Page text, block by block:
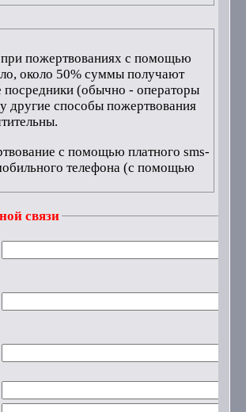
пожертвованиях с помощью
около 50% суммы получают
(обычно - операторы
другие способы пожертвования
с помощью платного sms-
телефона (с помощью
связи